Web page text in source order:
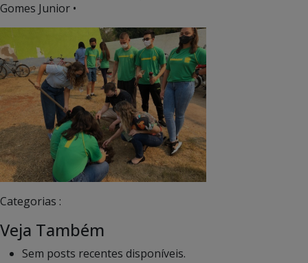
Gomes Junior •
Categorias :
Veja Também
Sem posts recentes disponíveis.